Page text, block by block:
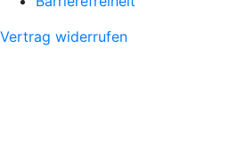
Vertrag widerrufen